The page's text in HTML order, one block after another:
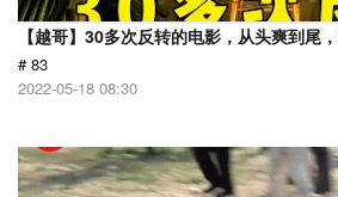
【越哥】30多次反转的电影，从头爽到尾
# 83
2022-05-18 08:30